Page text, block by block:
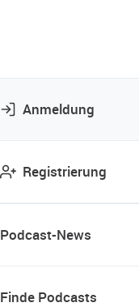
Anmeldung
Registrierung
Podcast-News
Finde Podcasts